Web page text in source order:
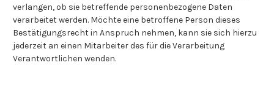
verlangen, ob sie betreffende personenbezogene Daten
verarbeitet werden. Möchte eine betroffene Person dieses
Bestätigungsrecht in Anspruch nehmen, kann sie sich hierzu
jederzeit an einen Mitarbeiter des für die Verarbeitung
Verantwortlichen wenden.